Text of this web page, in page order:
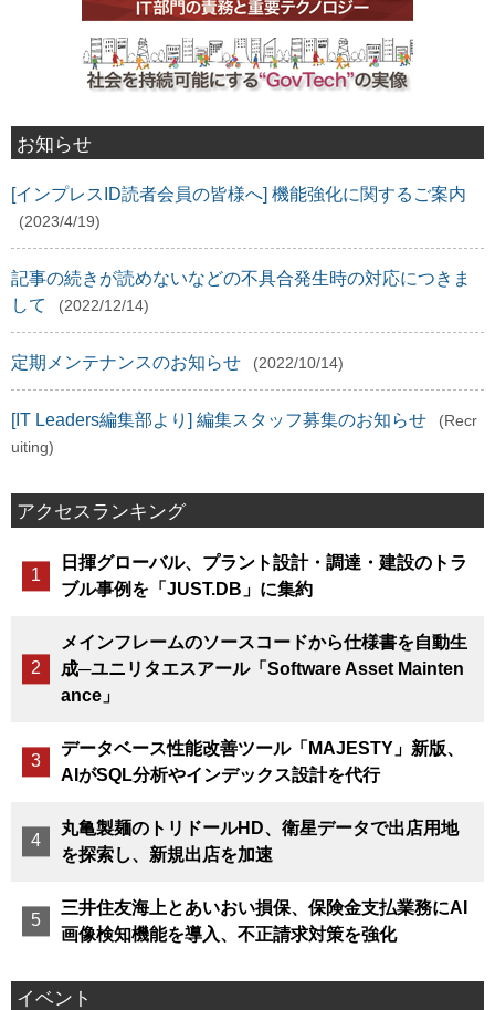
お知らせ
[インプレスID読者会員の皆様へ] 機能強化に関するご案内
(2023/4/19)
記事の続きが読めないなどの不具合発生時の対応につきま
して
(2022/12/14)
定期メンテナンスのお知らせ (2022/10/14)
[IT Leaders編集部より] 編集スタッフ募集のお知らせ
(Recr
uiting)
アクセスランキング
日揮グローバル、プラント設計・調達・建設のトラ
ブル事例を「JUST.DB」に集約
メインフレームのソースコードから仕様書を自動生
成─ユニリタエスアール「Software Asset Mainten
ance」
データベース性能改善ツール「MAJESTY」新版、
AIがSQL分析やインデックス設計を代行
丸亀製麺のトリドールHD、衛星データで出店用地
を探索し、新規出店を加速
三井住友海上とあいおい損保、保険金支払業務にAI
画像検知機能を導入、不正請求対策を強化
イベント